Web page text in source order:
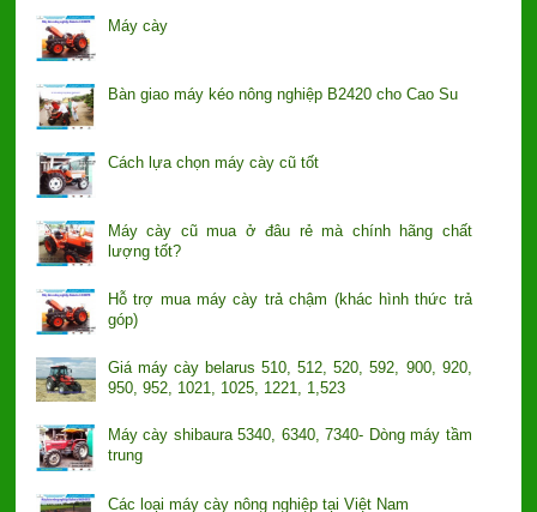
Máy cày
Bàn giao máy kéo nông nghiệp B2420 cho Cao Su
Cách lựa chọn máy cày cũ tốt
Máy cày cũ mua ở đâu rẻ mà chính hãng chất
lượng tốt?
Hỗ trợ mua máy cày trả chậm (khác hình thức trả
góp)
Giá máy cày belarus 510, 512, 520, 592, 900, 920,
950, 952, 1021, 1025, 1221, 1,523
Máy cày shibaura 5340, 6340, 7340- Dòng máy tầm
trung
Các loại máy cày nông nghiệp tại Việt Nam